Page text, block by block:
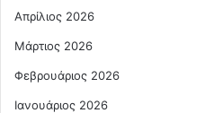
Απρίλιος 2026
Μάρτιος 2026
Φεβρουάριος 2026
Ιανουάριος 2026